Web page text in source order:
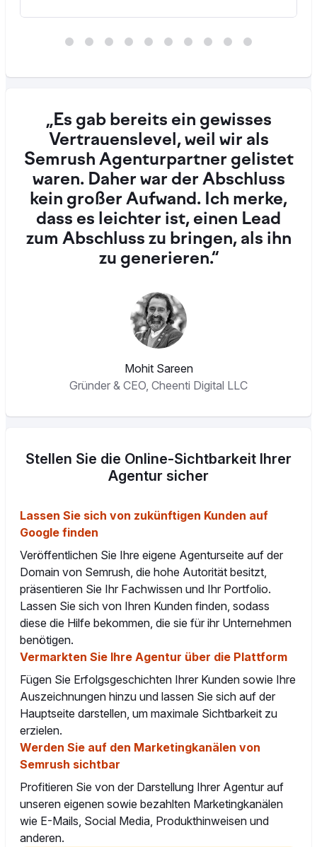
„Es gab bereits ein gewisses
Vertrauenslevel, weil wir als
Semrush Agenturpartner gelistet
waren. Daher war der Abschluss
kein großer Aufwand. Ich merke,
dass es leichter ist, einen Lead
zum Abschluss zu bringen, als ihn
zu generieren.“
Mohit Sareen
Gründer & CEO, Cheenti Digital LLC
Stellen Sie die Online-Sichtbarkeit Ihrer
Agentur sicher
Lassen Sie sich von zukünftigen Kunden auf
Google finden
Veröffentlichen Sie Ihre eigene Agenturseite auf der
Domain von Semrush, die hohe Autorität besitzt,
präsentieren Sie Ihr Fachwissen und Ihr Portfolio.
Lassen Sie sich von Ihren Kunden finden, sodass
diese die Hilfe bekommen, die sie für ihr Unternehmen
benötigen.
Vermarkten Sie Ihre Agentur über die Plattform
Fügen Sie Erfolgsgeschichten Ihrer Kunden sowie Ihre
Auszeichnungen hinzu und lassen Sie sich auf der
Hauptseite darstellen, um maximale Sichtbarkeit zu
erzielen.
Werden Sie auf den Marketingkanälen von
Semrush sichtbar
Profitieren Sie von der Darstellung Ihrer Agentur auf
unseren eigenen sowie bezahlten Marketingkanälen
wie E-Mails, Social Media, Produkthinweisen und
anderen.